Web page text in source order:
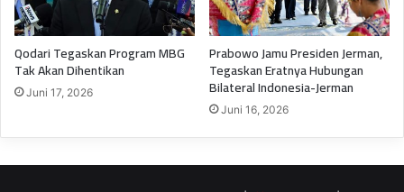
Qodari Tegaskan Program MBG
Tak Akan Dihentikan
Juni 17, 2026
Prabowo Jamu Presiden Jerman,
Tegaskan Eratnya Hubungan
Bilateral Indonesia-Jerman
Juni 16, 2026